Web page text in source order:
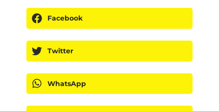
Facebook
Twitter
WhatsApp